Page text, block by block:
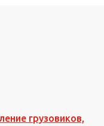
грузовиков,